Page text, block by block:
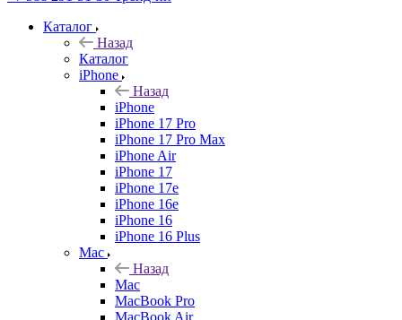
Каталог
Назад
Каталог
iPhone
Назад
iPhone
iPhone 17 Pro
iPhone 17 Pro Max
iPhone Air
iPhone 17
iPhone 17e
iPhone 16e
iPhone 16
iPhone 16 Plus
Mac
Назад
Mac
MacBook Pro
MacBook Air